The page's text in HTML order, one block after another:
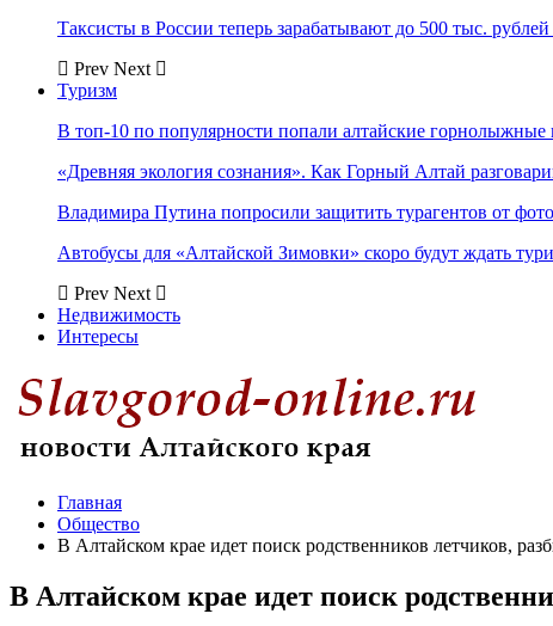
Таксисты в России теперь зарабатывают до 500 тыс. рублей
Prev Next
Туризм
В топ-10 по популярности попали алтайские горнолыжные
«Древняя экология сознания». Как Горный Алтай
Владимира Путина попросили защитить турагентов от
Автобусы для «Алтайской Зимовки» скоро будут ждать
Prev Next
Недвижимость
Интересы
Главная
Общество
В Алтайском крае идет поиск родственников летчиков,
В Алтайском крае идет поиск